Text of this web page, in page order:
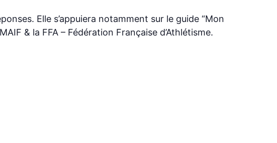
Elle s’appuiera notamment sur le guide “Mon
& la FFA – Fédération Française d’Athlétisme.